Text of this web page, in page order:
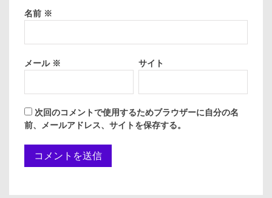
名前 ※
メール ※ サイト
次回のコメントで使用するためブラウザーに自分の名
前、メールアドレス、サイトを保存する。